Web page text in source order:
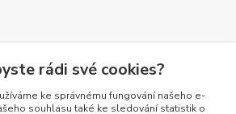
121 761
rádi své cookies?
ke správnému fungování našeho e-
souhlasu také ke sledování statistik o